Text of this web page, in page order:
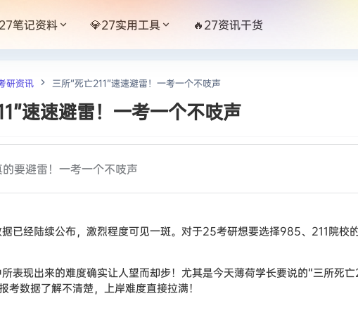
笔记资料 💎27实用工具 🔥27资讯干货
研资讯 三所“死亡211”速速避雷！一考一个不吱声
速速避雷！一考一个不吱声
要避雷！一考一个不吱声
已经陆续公布，激烈程度可见一斑。对于25考研想要选择985、211院校
表现出来的难度确实让人望而却步！尤其是今天薄荷学长要说的“三所死
考数据了解不清楚，上岸难度直接拉满！